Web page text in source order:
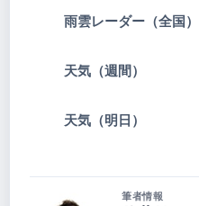
雨雲レーダー（全国）
天気（週間）
天気（明日）
筆者情報